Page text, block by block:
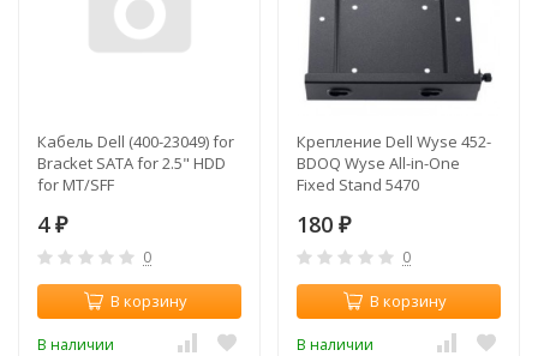
Кабель Dell (400-23049) for
Bracket SATA for 2.5" HDD
for MT/SFF
4 ₽
0
В корзину
В наличии
Крепление Dell Wyse 452-
BDOQ Wyse All-in-One
Fixed Stand 5470
180 ₽
0
В корзину
В наличии